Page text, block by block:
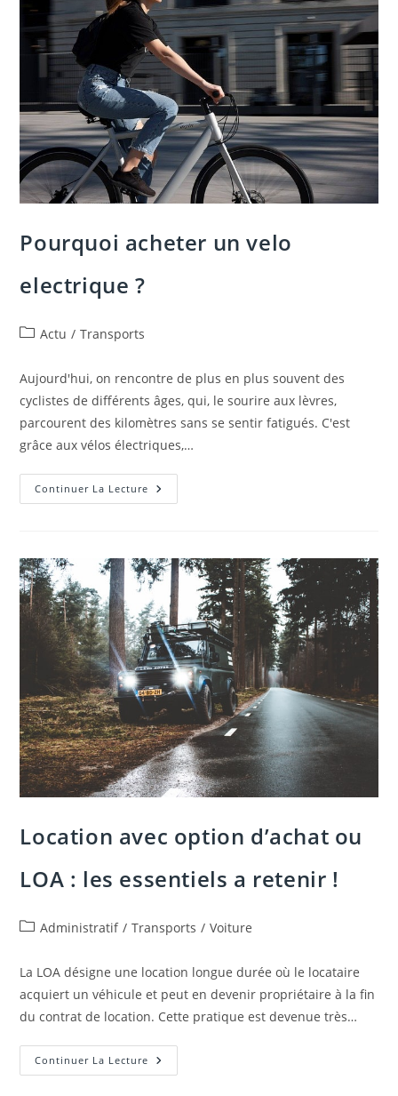
Votre
Sejour
En
Guyane
Pourquoi acheter un velo
electrique ?
PostActu / Transports
Aujourd'hui, on rencontre de plus en plus souvent des
cyclistes de différents âges, qui, le sourire aux lèvres,
parcourent des kilomètres sans se sentir fatigués. C'est
grâce aux vélos électriques,…
Continuer La Lecture Pourquoi
Acheter
Location avec option d’achat ou
LOA : les essentiels a retenir !
PostAdministratif / Transports / Voiture
La LOA désigne une location longue durée où le locataire
acquiert un véhicule et peut en devenir propriétaire à la fin
du contrat de location. Cette pratique est devenue très…
Continuer La Lecture Location
Avec